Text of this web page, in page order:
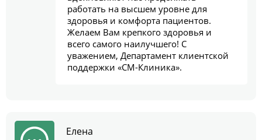
работать на высшем уровне для
здоровья и комфорта пациентов.
Желаем Вам крепкого здоровья и
всего самого наилучшего! С
уважением, Департамент клиентской
поддержки «СМ-Клиника».
Елена